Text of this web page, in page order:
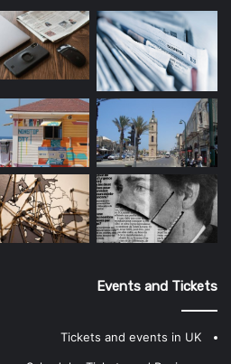
Events and Tickets
Tickets and events in UK